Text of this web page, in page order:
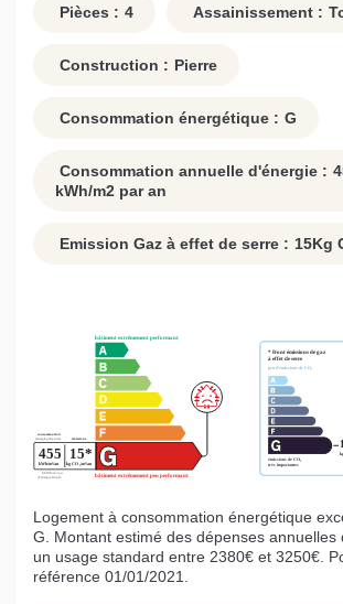
Pièces : 4 Assainissement :
Construction : Pierre
Consommation énergétique : G
Consommation annuelle d'énergie :
kWh/m2 par an
Emission Gaz à effet de serre : 15Kg
Logement à consommation énergétique
G. Montant estimé des dépenses annuelles
un usage standard entre 2380€ et 3250€.
référence 01/01/2021.